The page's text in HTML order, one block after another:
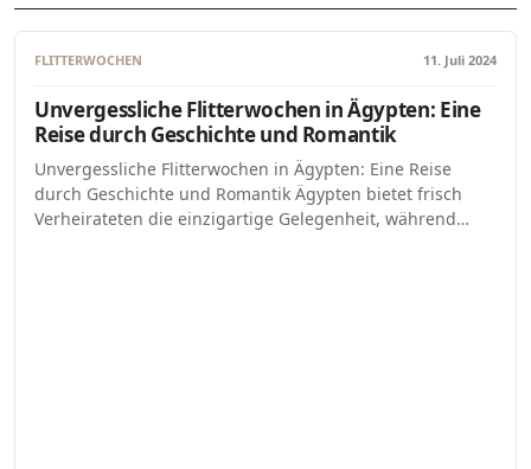
FLITTERWOCHEN 11. Juli 2024
Unvergessliche Flitterwochen in Ägypten: Eine
Reise durch Geschichte und Romantik
Unvergessliche Flitterwochen in Ägypten: Eine Reise
durch Geschichte und Romantik Ägypten bietet frisch
Verheirateten die einzigartige Gelegenheit, während…